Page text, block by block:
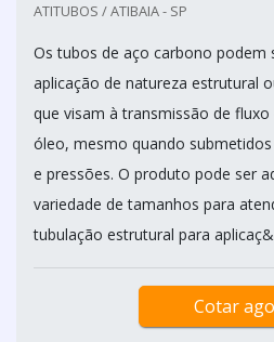
ATITUBOS / ATIBAIA - SP
Os tubos de aço carbono podem
aplicação de natureza estrutural
que visam à transmissão de
óleo, mesmo quando
e pressões. O produto pode ser
variedade de tamanhos para
tubulação estrutural para
Cotar